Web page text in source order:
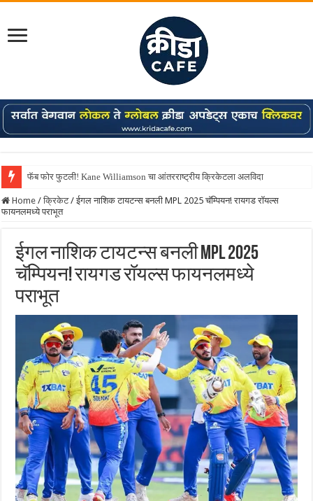
फॅब फोर फुटली! Kane Williamson चा आंतरराष्ट्रीय क्रिकेटला अलविदा
Home / क्रिकेट / ईगल नाशिक टायटन्स बनली MPL 2025 चॅम्पियन! रायगड रॉयल्स
फायनलमध्ये पराभूत
ईगल नाशिक टायटन्स बनली MPL 2025
चॅम्पियन! रायगड रॉयल्स फायनलमध्ये
पराभूत